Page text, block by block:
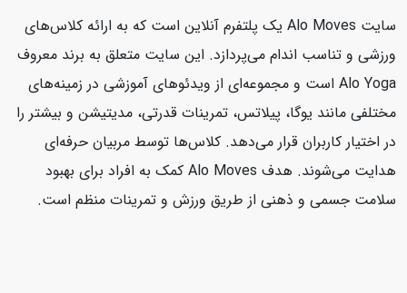
سایت Alo Moves یک پلتفرم آنلاین است که به ارائه کلاس‌های
ورزشی و تناسب اندام می‌پردازد. این سایت متعلق به برند معروف
Alo Yoga است و مجموعه‌ای از ویدئوهای آموزشی در زمینه‌های
مختلفی مانند یوگا، پیلاتس، تمرینات قدرتی، مدیتیشن و بیشتر را
در اختیار کاربران قرار می‌دهد. کلاس‌ها توسط مربیان حرفه‌ای
هدایت می‌شوند. هدف Alo Moves کمک به افراد برای بهبود
سلامت جسمی و ذهنی از طریق ورزش و تمرینات منظم است.